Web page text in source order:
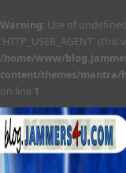
Warning: Use of
'HTTP_USER_AGENT'
/home/www/
content/themes/mantra/
on line 1